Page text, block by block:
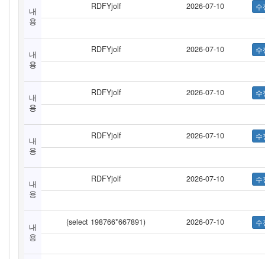
내
용
RDFYjolf 2026-07-10
내
용
RDFYjolf 2026-07-10
내
용
RDFYjolf 2026-07-10
내
용
RDFYjolf 2026-07-10
내
용
RDFYjolf 2026-07-10
내
용
(select 198766*667891) 2026-07-10